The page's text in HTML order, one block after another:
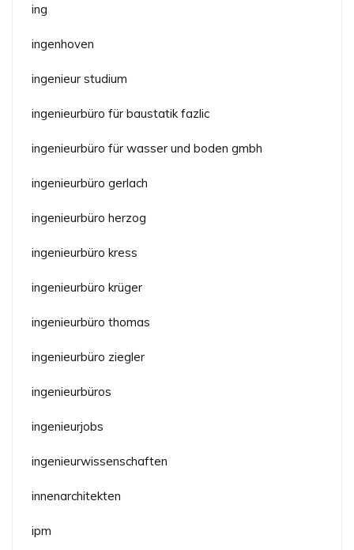
ing
ingenhoven
ingenieur studium
ingenieurbüro für baustatik fazlic
ingenieurbüro für wasser und boden gmbh
ingenieurbüro gerlach
ingenieurbüro herzog
ingenieurbüro kress
ingenieurbüro krüger
ingenieurbüro thomas
ingenieurbüro ziegler
ingenieurbüros
ingenieurjobs
ingenieurwissenschaften
innenarchitekten
ipm